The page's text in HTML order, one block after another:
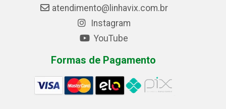
atendimento@linhavix.com.br
Instagram
YouTube
Formas de Pagamento